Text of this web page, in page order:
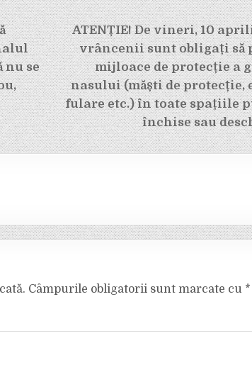
ATENȚIE! De vineri, 10
vrâncenii sunt obligați să
mijloace de protecție a
nasului (măști de protecție,
fulare etc.) în toate spațiile
închise sau
nu se
Câmpurile obligatorii sunt marcate cu *